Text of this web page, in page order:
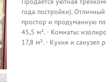
Предыдущая
года постройки).
простор и продуманную
45,5 м². · Комнаты:
17,8 м². · Кухня и санузел
комнат позволяет легко